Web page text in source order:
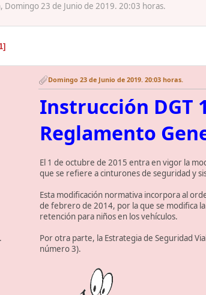
Domingo 23 de Junio de 2019. 20:03 horas.
Domingo 23 de Junio de 2019. 20:03 horas.
Instrucción DGT
Reglamento
El 1 de octubre de 2015 entra en vigor la
que se refiere a cinturones de seguridad y
Esta modificación normativa incorpora al
de febrero de 2014, por la que se modifica
retención para niños en los vehículos.
Por otra parte, la Estrategia de Seguridad
número 3).